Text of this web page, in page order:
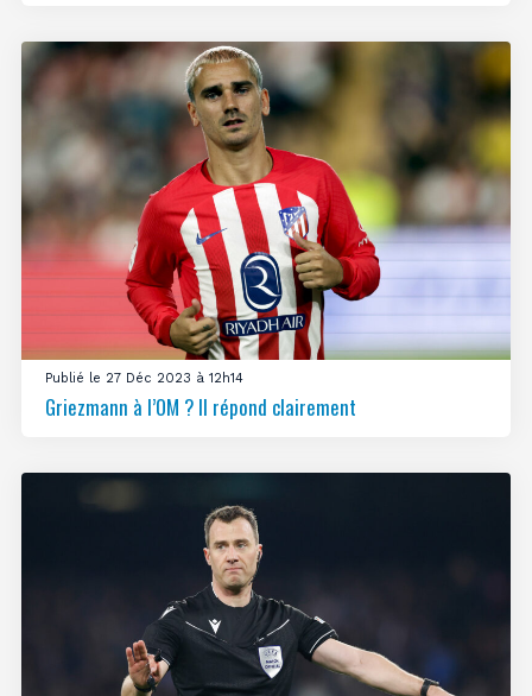
Publié le 27 Déc 2023 à 12h14
Griezmann à l’OM ? Il répond clairement